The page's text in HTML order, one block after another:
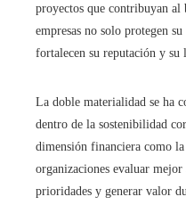
proyectos que contribuyan al
empresas no solo protegen
fortalecen su reputación y su
La doble materialidad se ha
dentro de la sostenibilidad
dimensión financiera como
organizaciones evaluar
prioridades y generar valor